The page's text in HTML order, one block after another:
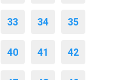
33 34 35
40 41 42